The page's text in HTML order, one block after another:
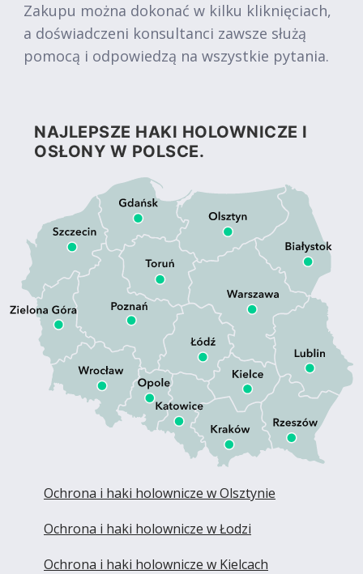
Zakupu można dokonać w kilku kliknięciach,
a doświadczeni konsultanci zawsze służą
pomocą i odpowiedzą na wszystkie pytania.
NAJLEPSZE HAKI HOLOWNICZE I
OSŁONY W POLSCE.
Ochrona i haki holownicze w Olsztynie
Ochrona i haki holownicze w Łodzi
Ochrona i haki holownicze w Kielcach